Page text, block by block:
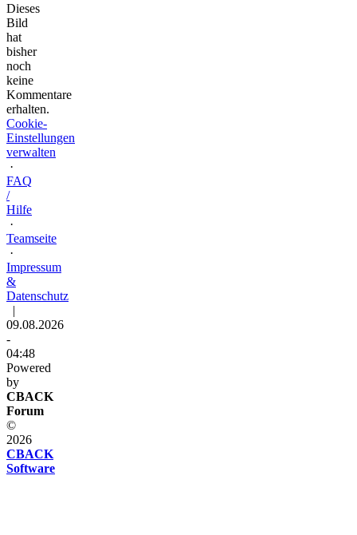
Dieses
Bild
hat
bisher
noch
keine
Kommentare
erhalten.
Cookie-
Einstellungen
verwalten
·
FAQ
/
Hilfe
·
Teamseite
·
Impressum
&
Datenschutz
|
09.08.2026
-
04:48
Powered
by
CBACK
Forum
©
2026
CBACK
Software